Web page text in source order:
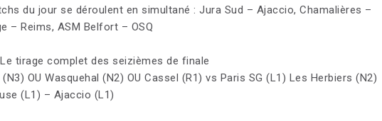
du jour se déroulent en simultané : Jura Sud – Ajaccio, Chamalières –
– Reims, ASM Belfort – OSQ
tirage complet des seizièmes de finale
OU Wasquehal (N2) OU Cassel (R1) vs Paris SG (L1) Les Herbiers (N2)
(L1) – Ajaccio (L1)